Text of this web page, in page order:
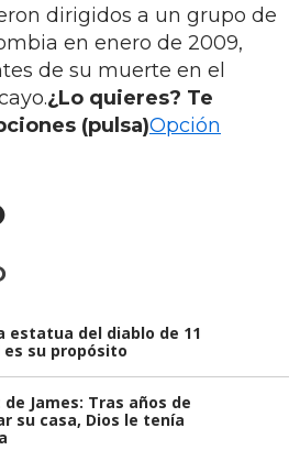
dirigidos a un grupo de
en enero de 2009,
de su muerte en el
¿Lo quieres? Te
(pulsa)Opción
estatua del diablo de 11
su propósito
James: Tras años de
su casa, Dios le tenía